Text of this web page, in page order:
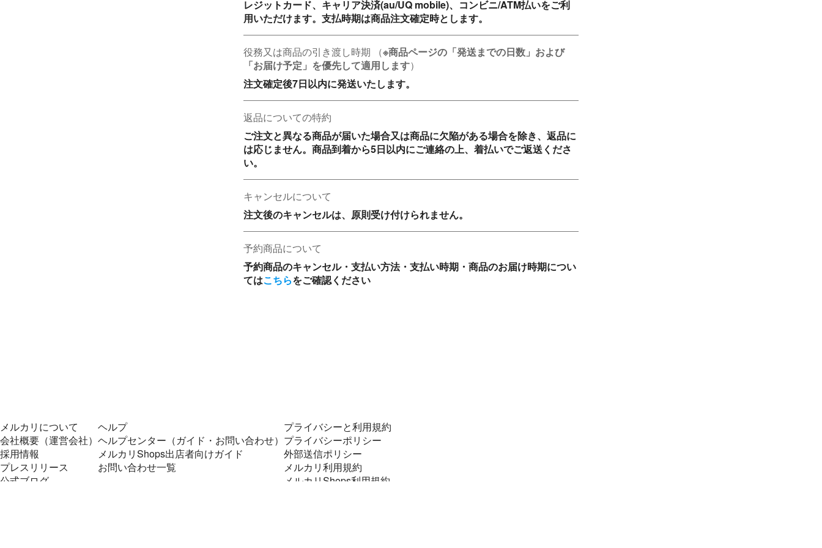
レジットカード、キャリア決済(au/UQ mobile)、コンビニ/ATM払いをご利
用いただけます。支払時期は商品注文確定時とします。
役務又は商品の引き渡し時期 （※商品ページの「発送までの日数」および
「お届け予定」を優先して適用します）
注文確定後7日以内に発送いたします。
返品についての特約
ご注文と異なる商品が届いた場合又は商品に欠陥がある場合を除き、返品に
は応じません。商品到着から5日以内にご連絡の上、着払いでご返送くださ
い。
キャンセルについて
注文後のキャンセルは、原則受け付けられません。
予約商品について
予約商品のキャンセル・支払い方法・支払い時期・商品のお届け時期につい
てはこちらをご確認ください
メルカリについて
会社概要（運営会社）
採用情報
プレスリリース
公式ブログ
ヘルプ
ヘルプセンター（ガイド・お問い合わせ）
メルカリShops出店者向けガイド
お問い合わせ一覧
プライバシーと利用規約
プライバシーポリシー
外部送信ポリシー
メルカリ利用規約
メルカリShops利用規約